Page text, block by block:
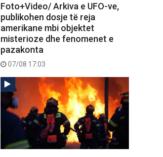
Foto+Video/ Arkiva e UFO-ve,
publikohen dosje të reja
amerikane mbi objektet
misterioze dhe fenomenet e
pazakonta
07/08 17:03